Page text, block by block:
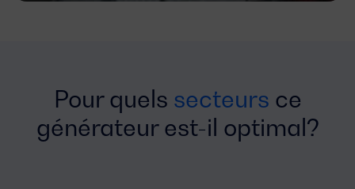
Pour quels secteurs ce
générateur est-il optimal?